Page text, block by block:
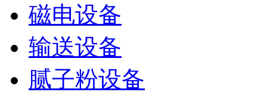
磁电设备
输送设备
腻子粉设备